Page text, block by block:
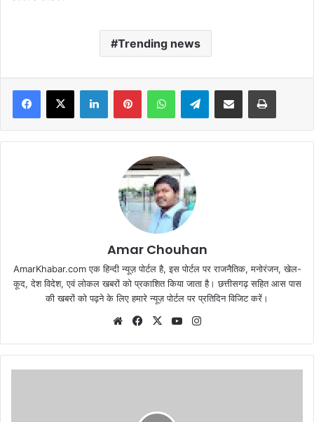
Trending news
Facebook
X LinkedInPinterestWhatsAppTelegramShare via Email Print
Amar Chouhan
AmarKhabar.com एक हिन्दी न्यूज़ पोर्टल है, इस पोर्टल पर राजनैतिक, मनोरंजन, खेल-
कूद, देश विदेश, एवं लोकल खबरों को प्रकाशित किया जाता है। छत्तीसगढ़ सहित आस पास
की खबरों को पढ़ने के लिए हमारे न्यूज़ पोर्टल पर प्रतिदिन विजिट करें।
WebsiteFacebook
X YouTube